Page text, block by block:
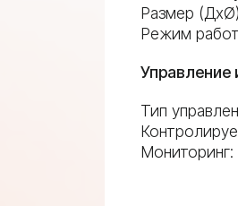
Размер
Режим
Управление
Тип